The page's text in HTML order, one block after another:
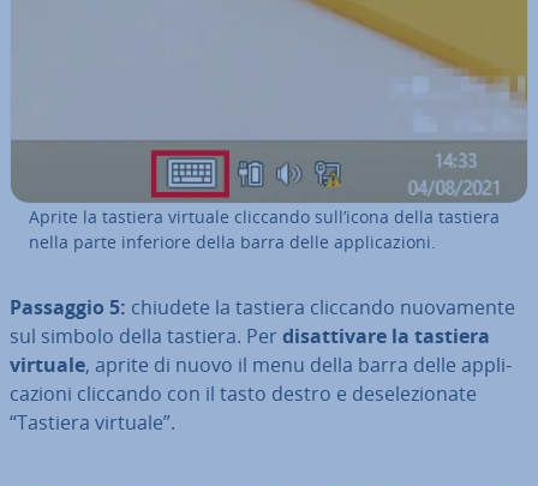
Aprite la tastiera virtuale cliccando sull’icona della tastiera
nella parte inferiore della barra delle ap­pli­ca­zio­ni.
Passaggio 5: chiudete la tastiera cliccando nuo­va­men­te
sul simbolo della tastiera. Per di­sat­ti­va­re la tastiera
virtuale, aprite di nuovo il menu della barra delle ap­pli­
ca­zio­ni cliccando con il tasto destro e de­se­le­zio­na­te
“Tastiera virtuale”.